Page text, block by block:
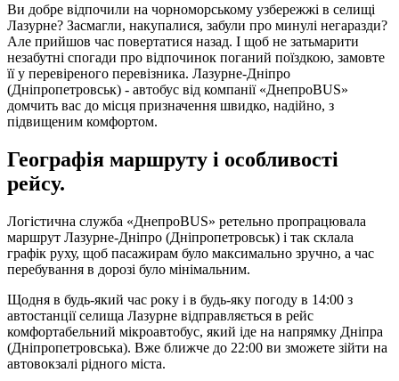
Ви добре відпочили на чорноморському узбережжі в селищі
Лазурне? Засмагли, накупалися, забули про минулі негаразди?
Але прийшов час повертатися назад. І щоб не затьмарити
незабутні спогади про відпочинок поганий поїздкою, замовте
її у перевіреного перевізника. Лазурне-Дніпро
(Дніпропетровськ) - автобус від компанії «ДнепроBUS»
домчить вас до місця призначення швидко, надійно, з
підвищеним комфортом.
Географія маршруту і особливості
рейсу.
Логістична служба «ДнепроBUS» ретельно пропрацювала
маршрут Лазурне-Дніпро (Дніпропетровськ) і так склала
графік руху, щоб пасажирам було максимально зручно, а час
перебування в дорозі було мінімальним.
Щодня в будь-який час року і в будь-яку погоду в 14:00 з
автостанції селища Лазурне відправляється в рейс
комфортабельний мікроавтобус, який іде на напрямку Дніпра
(Дніпропетровська). Вже ближче до 22:00 ви зможете зійти на
автовокзалі рідного міста.